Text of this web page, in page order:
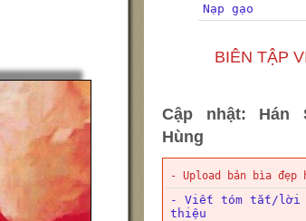
Nạp gạo
BIÊN TẬP
Cập nhật: Hán
Hùng
- Upload bản bìa đẹp
- Viết tóm tắt/lời
thiệu